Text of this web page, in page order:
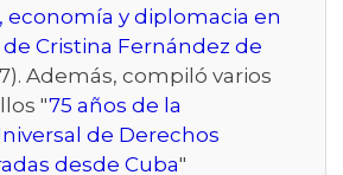
economía y diplomacia en
Cristina Fernández de
Además, compiló varios
"75 años de la
de Derechos
desde Cuba"